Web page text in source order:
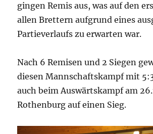
gingen Remis aus, was auf den
allen Brettern aufgrund eines
Partieverlaufs zu erwarten war.
Nach 6 Remisen und 2 Siegen
diesen Mannschaftskampf mit
auch beim Auswärtskampf am
Rothenburg auf einen Sieg.